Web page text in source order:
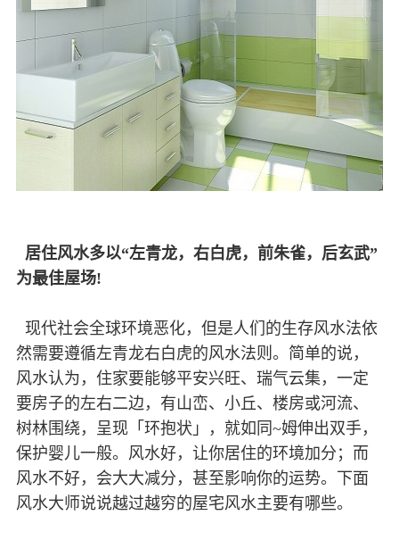
居住风水多以“左青龙，右白虎，前朱雀，后玄武”
为最佳屋场!
现代社会全球环境恶化，但是人们的生存风水法依
然需要遵循左青龙右白虎的风水法则。简单的说，
风水认为，住家要能够平安兴旺、瑞气云集，一定
要房子的左右二边，有山峦、小丘、楼房或河流、
树林围绕，呈现「环抱状」，就如同~姆伸出双手，
保护婴儿一般。风水好，让你居住的环境加分；而
风水不好，会大大减分，甚至影响你的运势。下面
风水大师说说越过越穷的屋宅风水主要有哪些。